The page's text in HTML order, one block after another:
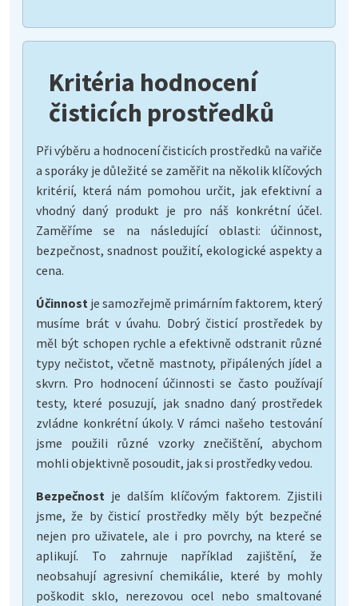
Kritéria hodnocení
čisticích prostředků
Při výběru a hodnocení čisticích prostředků na vařiče
a sporáky je důležité se zaměřit na několik klíčových
kritérií, která nám pomohou určit, jak efektivní a
vhodný daný produkt je pro náš konkrétní účel.
Zaměříme se na následující oblasti: účinnost,
bezpečnost, snadnost použití, ekologické aspekty a
cena.
Účinnost je samozřejmě primárním faktorem, který
musíme brát v úvahu. Dobrý čisticí prostředek by
měl být schopen rychle a efektivně odstranit různé
typy nečistot, včetně mastnoty, připálených jídel a
skvrn. Pro hodnocení účinnosti se často používají
testy, které posuzují, jak snadno daný prostředek
zvládne konkrétní úkoly. V rámci našeho testování
jsme použili různé vzorky znečištění, abychom
mohli objektivně posoudit, jak si prostředky vedou.
Bezpečnost je dalším klíčovým faktorem. Zjistili
jsme, že by čisticí prostředky měly být bezpečné
nejen pro uživatele, ale i pro povrchy, na které se
aplikují. To zahrnuje například zajištění, že
neobsahují agresivní chemikálie, které by mohly
poškodit sklo, nerezovou ocel nebo smaltované